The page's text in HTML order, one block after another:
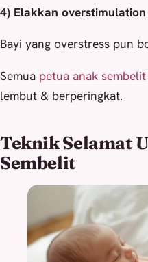
4) Elakkan overstimulation
Bayi yang overstress pun
Semua petua anak sembelit
lembut & berperingkat.
Teknik Selamat
Sembelit